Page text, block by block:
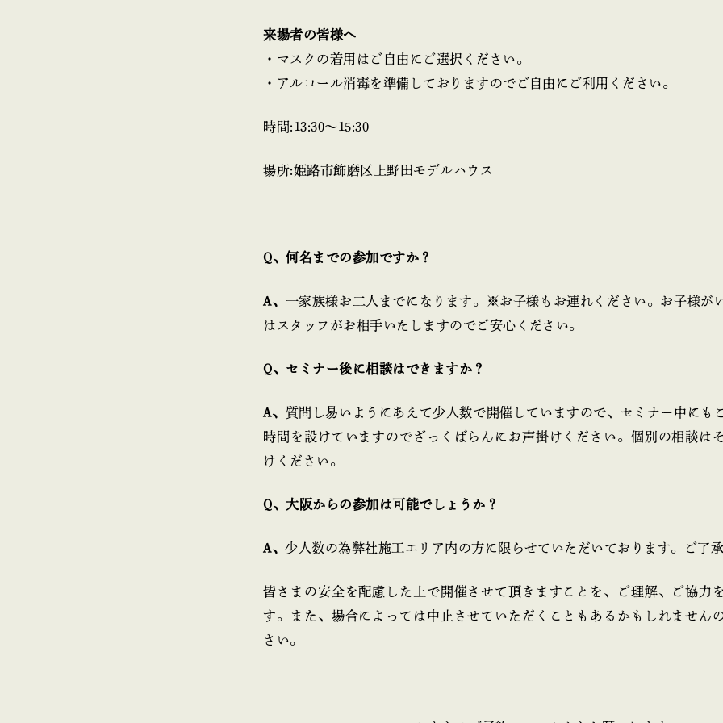
来場者の皆様へ
・マスクの着用はご自由にご選択ください。
・アルコール消毒を準備しておりますのでご自由にご利用ください。
時間:13:30〜15:30
場所:姫路市飾磨区上野田モデルハウス
Q、何名までの参加ですか？
A、 一家族様お二人までになります。※お子様もお連れください。お子様が
はスタッフがお相手いたしますのでご安心ください。
Q、セミナー後に相談はできますか？
A、 質問し易いようにあえて少人数で開催していますので、セミナー中にも
時間を設けていますのでざっくばらんにお声掛けください。個別の相談は
けください。
Q、大阪からの参加は可能でしょうか？
A、少人数の為弊社施工エリア内の方に限らせていただいております。ご了承
皆さまの安全を配慮した上で開催させて頂きますことを、ご理解、ご協力
す。また、場合によっては中止させていただくこともあるかもしれません
さい。